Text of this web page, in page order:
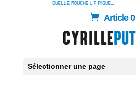
Article 0
Sélectionner une page